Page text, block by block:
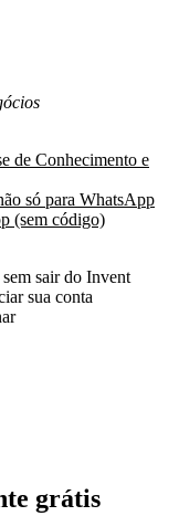
de Conhecimento e
só para WhatsApp
(sem código)
sair do Invent
sua conta
grátis